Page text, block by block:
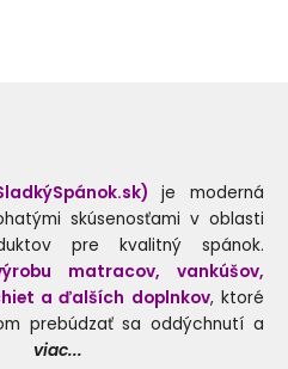
je moderná
skúsenosťami v oblasti
pre kvalitný spánok.
matracov, vankúšov,
a ďalších doplnkov, ktoré
prebúdzať sa oddýchnutí a
viac...